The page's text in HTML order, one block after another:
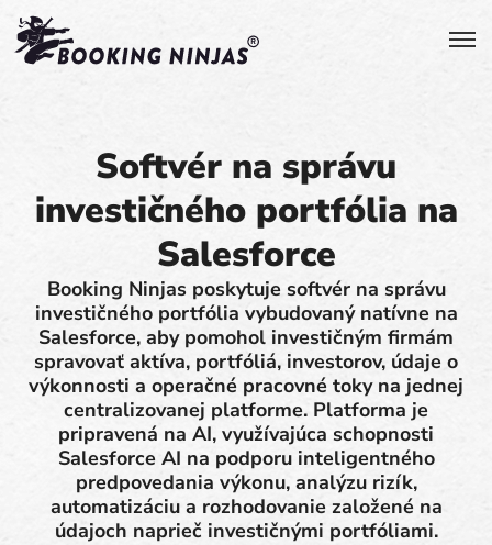
Softvér na správu
investičného portfólia na
Salesforce
Booking Ninjas poskytuje softvér na správu
investičného portfólia vybudovaný natívne na
Salesforce, aby pomohol investičným firmám
spravovať aktíva, portfóliá, investorov, údaje o
výkonnosti a operačné pracovné toky na jednej
centralizovanej platforme. Platforma je
pripravená na AI, využívajúca schopnosti
Salesforce AI na podporu inteligentného
predpovedania výkonu, analýzu rizík,
automatizáciu a rozhodovanie založené na
údajoch naprieč investičnými portfóliami.